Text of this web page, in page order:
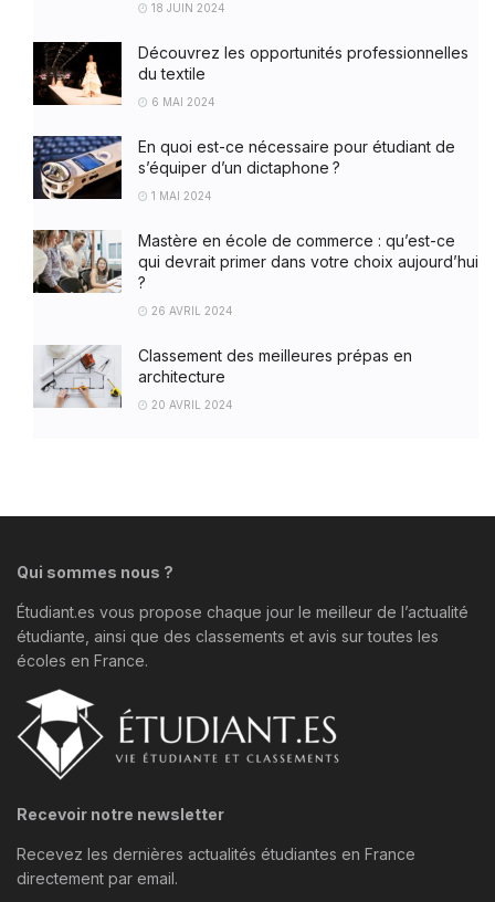
18 JUIN 2024
Découvrez les opportunités professionnelles
du textile
6 MAI 2024
En quoi est-ce nécessaire pour étudiant de
s’équiper d’un dictaphone ?
1 MAI 2024
Mastère en école de commerce : qu’est-ce
qui devrait primer dans votre choix aujourd’hui
?
26 AVRIL 2024
Classement des meilleures prépas en
architecture
20 AVRIL 2024
Qui sommes nous ?
Étudiant.es vous propose chaque jour le meilleur de l’actualité
étudiante, ainsi que des classements et avis sur toutes les
écoles en France.
Recevoir notre newsletter
Recevez les dernières actualités étudiantes en France
directement par email.